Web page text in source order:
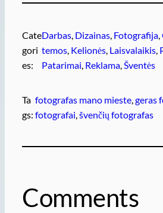
Cate
gori
es:
Darbas, Dizainas, Fotografija,
temos, Kelionės, Laisvalaikis,
Patarimai, Reklama, Šventės
Ta
gs:
fotografas mano mieste, geras
fotografai, švenčių fotografas
Comments